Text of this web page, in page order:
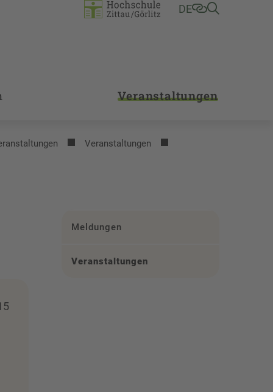
DE
Veranstaltungen
Veranstaltungen
Meldungen
Veranstaltungen